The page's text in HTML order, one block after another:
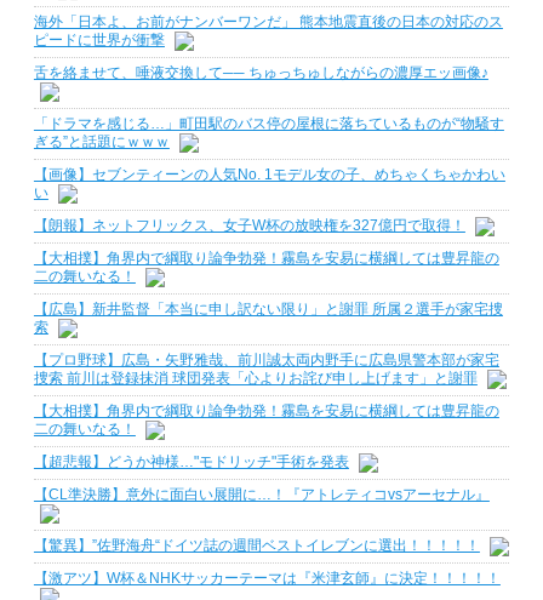
海外「日本よ、お前がナンバーワンだ」 熊本地震直後の日本の対応のス
ピードに世界が衝撃
舌を絡ませて、唾液交換して── ちゅっちゅしながらの濃厚エッ画像♪
「ドラマを感じる…」町田駅のバス停の屋根に落ちているものが“物騒す
ぎる”と話題にｗｗｗ
【画像】セブンティーンの人気No. 1モデル女の子、めちゃくちゃかわい
い
【朗報】ネットフリックス、女子W杯の放映権を327億円で取得！
【大相撲】角界内で綱取り論争勃発！霧島を安易に横綱しては豊昇龍の
二の舞いなる！
【広島】新井監督「本当に申し訳ない限り」と謝罪 所属２選手が家宅捜
索
【プロ野球】広島・矢野雅哉、前川誠太両内野手に広島県警本部が家宅
捜索 前川は登録抹消 球団発表「心よりお詫び申し上げます」と謝罪
【大相撲】角界内で綱取り論争勃発！霧島を安易に横綱しては豊昇龍の
二の舞いなる！
【超悲報】どうか神様…"モドリッチ"手術を発表
【CL準決勝】意外に面白い展開に…！『アトレティコvsアーセナル』
【驚異】”佐野海舟“ドイツ誌の週間ベストイレブンに選出！！！！！
【激アツ】W杯＆NHKサッカーテーマは『米津玄師』に決定！！！！！